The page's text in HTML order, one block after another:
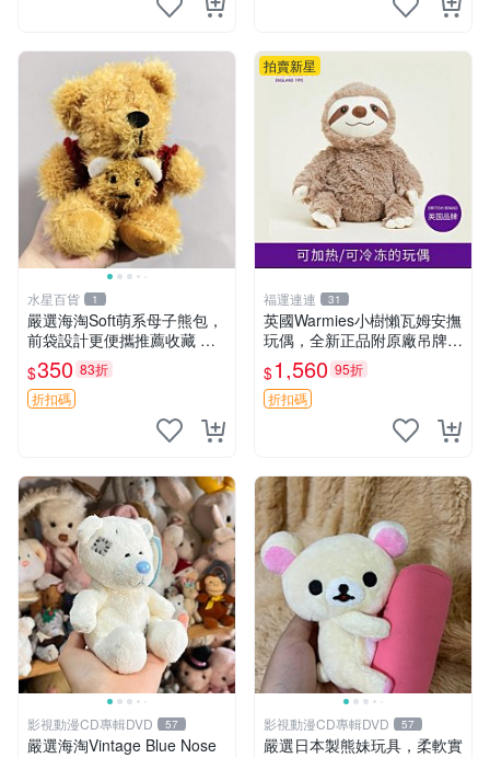
水星百貨 1
嚴選海淘Soft萌系母子熊包，
前袋設計更便攜推薦收藏 母
子熊 軟綿綿 包包
$350 83折
折扣碼
拍賣新星
福運連連 31
英國Warmies小樹懶瓦姆安撫
玩偶，全新正品附原廠吊牌與
防塵袋，內藏薰衣草可加熱，
適合各個年齡層，冷暖兩用享
受抱抱樂趣，不容錯過嚴選好
$1,560 95折
折扣碼
影視動漫CD專輯DVD 57
嚴選海淘Vintage Blue Nose
影視動漫CD專輯DVD 57
嚴選日本製熊妹玩具，柔軟實